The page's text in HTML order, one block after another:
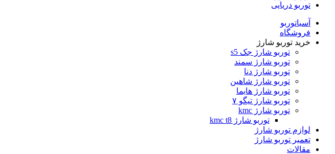
توربو دریایی
آسیاتوربو
فروشگاه
خرید توربو شارژ
توربو شارژ جک s5
توربو شارژ سمند
توربو شارژ دنا
توربو شارژ شاهین
توربو شارژ هایما
توربو شارژ تیگو ۷
توربو شارژ kmc
توربو شارژ kmc t8
لوازم توربو شارژ
تعمیر توربو شارژ
مقالات